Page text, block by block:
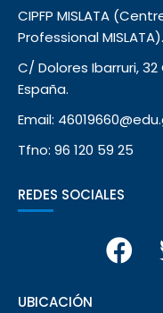
CIPFP MISLATA
Professional MISLATA).
C/ Dolores Ibarruri, 32
España.
Email:
Tfno: 96 120 59 25
REDES SOCIALES
UBICACIÓN